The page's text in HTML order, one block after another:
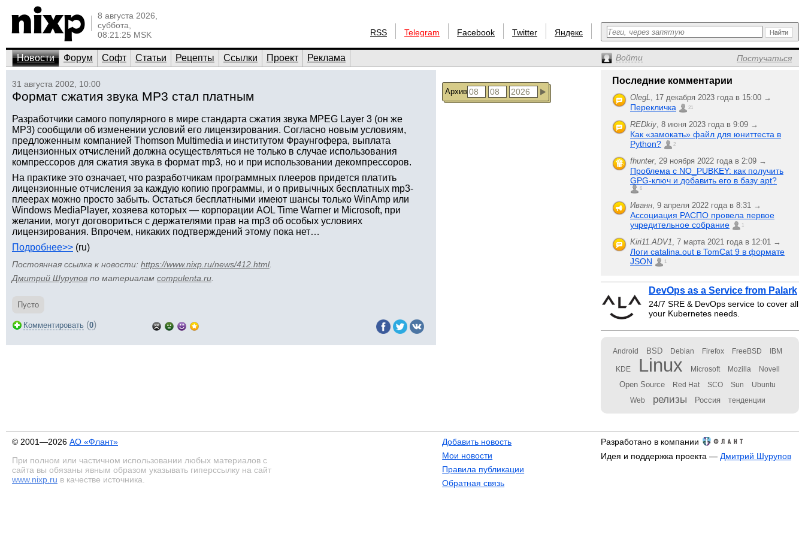
8 августа 2026,
суббота,
08:21:25 MSK
RSS Telegram Facebook Twitter Яндекс
Новости Форум Софт Статьи Рецепты Ссылки Проект Реклама Войти Постучаться
31 августа 2002, 10:00
Формат сжатия звука MP3 стал платным
Разработчики самого популярного в мире стандарта сжатия звука MPEG Layer 3 (он же
MP3) сообщили об изменении условий его лицензирования. Согласно новым условиям,
предложенным компанией Thomson Multimedia и институтом Фраунгофера, выплата
лицензионных отчислений должна осуществляться не только в случае использования
компрессоров для сжатия звука в формат mp3, но и при использовании декомпрессоров.
На практике это означает, что разработчикам программных плееров придется платить
лицензионные отчисления за каждую копию программы, и о привычных бесплатных mp3-
плеерах можно просто забыть. Остаться бесплатными имеют шансы только WinAmp или
Windows MediaPlayer, хозяева которых — корпорации AOL Time Warner и Microsoft, при
желании, могут договориться с держателями прав на mp3 об особых условиях
лицензирования. Впрочем, никаких подтверждений этому пока нет…
Подробнее>> (ru)
Постоянная ссылка к новости: https://www.nixp.ru/news/412.html.
Дмитрий Шурупов по материалам compulenta.ru
Пусто
Комментировать (0)
Архив
Последние комментарии
OlegL, 17 декабря 2023 года в 15:00 →
Перекличка 21
REDkiy, 8 июня 2023 года в 9:09 →
Как «замокать» файл для юниттеста в
Python?
2
fhunter, 29 ноября 2022 года в 2:09 →
Проблема с NO_PUBKEY: как получить
GPG-ключ и добавить его в базу apt?
6
Иванн, 9 апреля 2022 года в 8:31 →
Ассоциация РАСПО провела первое
учредительное собрание
1
Kiri11.ADV1, 7 марта 2021 года в 12:01 →
Логи catalina.out в TomCat 9 в формате
JSON
1
DevOps as a Service from Palark
24/7 SRE & DevOps service to cover all
your Kubernetes needs.
Android BSD Debian Firefox FreeBSD IBM
KDE Linux Microsoft Mozilla Novell
Open Source Red Hat SCO Sun Ubuntu
Web релизы Россия тенденции
© 2001—2026 АО «Флант»
При полном или частичном использовании любых материалов с
сайта вы обязаны явным образом указывать гиперссылку на сайт
www.nixp.ru в качестве источника.
Добавить новость
Мои новости
Правила публикации
Обратная связь
Разработано в компании
Идея и поддержка проекта — Дмитрий Шурупов